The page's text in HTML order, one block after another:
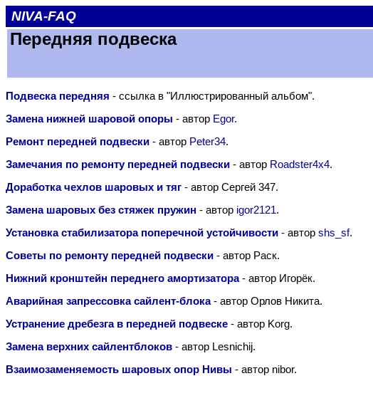
NIVA-FAQ
Передняя подвеска
Подвеска передняя - ссылка в "Иллюстрированный альбом".
Замена нижней шаровой опоры - автор Egor.
Ремонт передней подвески - автор Peter34.
Замечания по ремонту передней подвески - автор Roadster4x4.
Доработка чехлов шаровых и тяг - автор Сергей 347.
Замена шаровых без стяжек пружин - автор igor2121.
Установка стабилизатора поперечной устойчивости - автор shs_sf.
Советы по ремонту передней подвески - автор Раск.
Нижний кронштейн переднего амортизатора- автор Игорёк.
Аварийная запрессовка сайлент-блока- автор Орлов Никита.
Устранение дребезга в передней подвеске - автор Korg.
Замена верхних сайлентблоков - автор Lesnichij.
Взаимозаменяемость шаровых опор Нивы - автор nibor.